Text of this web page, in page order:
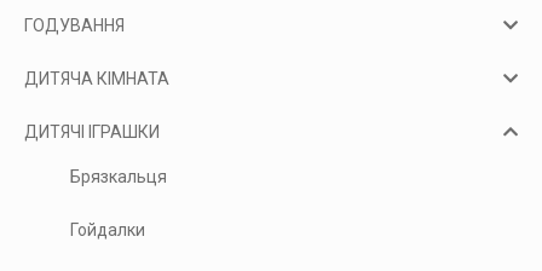
ГОДУВАННЯ
ДИТЯЧА КІМНАТА
ДИТЯЧІ ІГРАШКИ
Брязкальця
Гойдалки